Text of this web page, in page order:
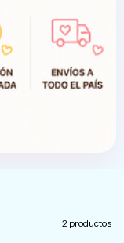
2 productos